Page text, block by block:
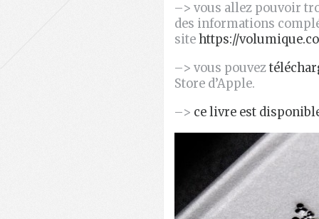
–> vous allez pouvoir
des informations
site https://
–> vous pouvez
Store d’Apple.
–> ce livre est